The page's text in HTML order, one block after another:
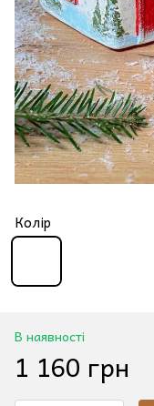
Колір
В наявності
1 160 грн